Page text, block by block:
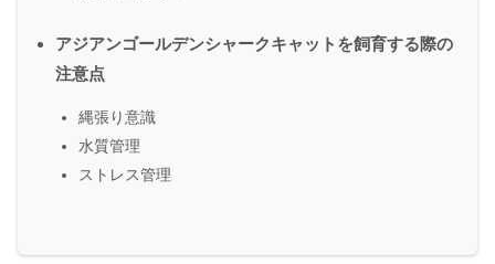
アジアンゴールデンシャークキャットを飼育する際の
注意点
縄張り意識
水質管理
ストレス管理